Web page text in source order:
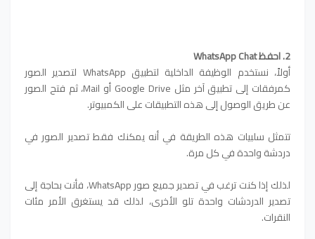
2. احفظ WhatsApp Chat
أولاً، نستخدم الوظيفة الداخلية لتطبيق WhatsApp لتصدير الصور
كمرفقات إلى تطبيق آخر مثل Google Drive أو Mail، ثم فتح الصور
عن طريق الوصول إلى هذه التطبيقات على الكمبيوتر.
تتمثل سلبيات هذه الطريقة في أنه يمكنك فقط تصدير الصور في
دردشة واحدة في كل مرة.
لذلك إذا كنت ترغب في تصدير جميع صور WhatsApp، فأنت بحاجة إلى
تصدير الدردشات واحدة تلو الأخرى، لذلك قد يستغرق الأمر مئات
النقرات.